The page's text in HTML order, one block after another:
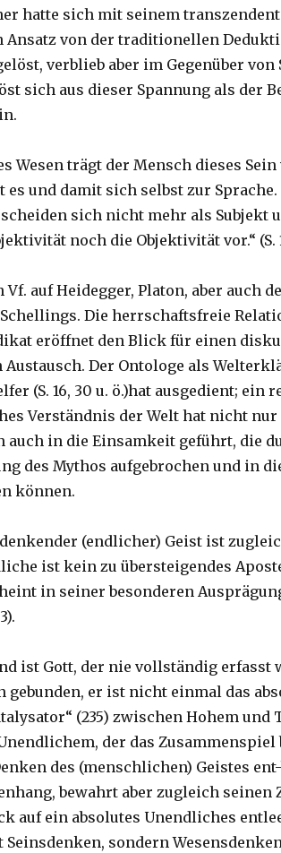
hatte sich mit seinem
Ansatz von der traditionellen
verblieb aber im Gegenüber von
sich aus dieser Spannung als der
Wesen trägt der Mensch dieses
es und damit sich selbst zur Sprache.
sich nicht mehr als Subjekt
noch die Objektivität vor.“ (S.
Vf. auf Heidegger, Platon, aber auch
Die herrschaftsfreie
eröffnet den Blick für einen
Der Ontologe als
(S. 16, 30 u. ö.)hat ausgedient; ein
Verständnis der Welt hat nicht
auch in die Einsamkeit geführt, die
des Mythos aufgebrochen und in
können.
(endlicher) Geist ist
ist kein zu übersteigendes
in seiner besonderen
ist Gott, der nie vollständig erfasst
gebunden, er ist nicht einmal das
(235) zwischen Hohem und
der das Zusammenspiel
des (menschlichen) Geistes
bewahrt aber zugleich seinen
auf ein absolutes Unendliches
sondern